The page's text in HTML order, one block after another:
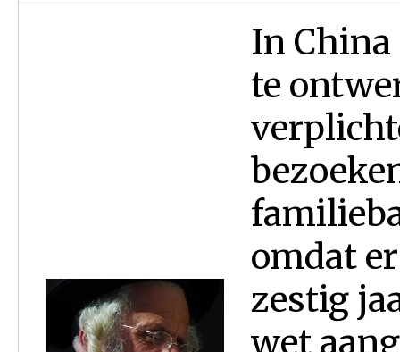
In China
te
omdat
zestig
wet